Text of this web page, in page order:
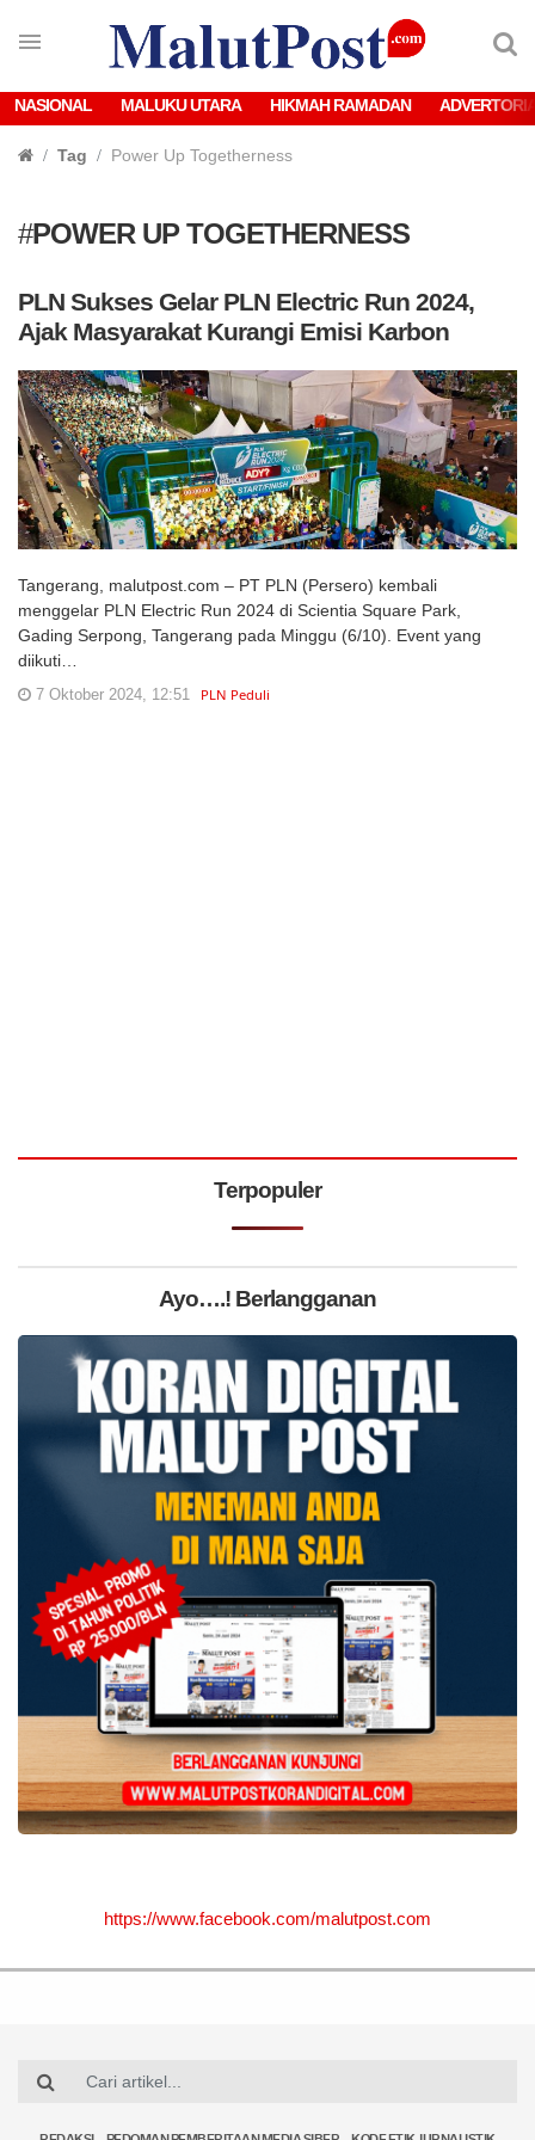
NASIONAL MALUKU UTARA HIKMAH RAMADAN
Tag Power Up Togetherness
#POWER UP TOGETHERNESS
PLN Sukses Gelar PLN Electric Run 2024,
Ajak Masyarakat Kurangi Emisi Karbon
Tangerang, malutpost.com – PT PLN (Persero) kembali
menggelar PLN Electric Run 2024 di Scientia Square Park,
Gading Serpong, Tangerang pada Minggu (6/10). Event yang
diikuti…
7 Oktober 2024, 12:51 PLN Peduli
Terpopuler
Ayo….! Berlangganan
https://www.facebook.com/malutpost.com